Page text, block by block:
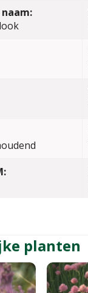
planten